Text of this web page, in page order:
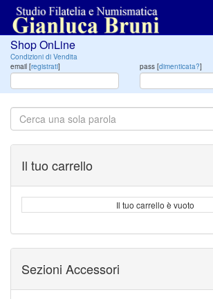
Shop OnLine
Condizioni di Vendita
email [registrati] pass [dimenticata?]
Il tuo carrello
Il tuo carrello è vuoto
Sezioni Accessori